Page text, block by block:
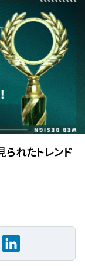
られたトレンド
Link